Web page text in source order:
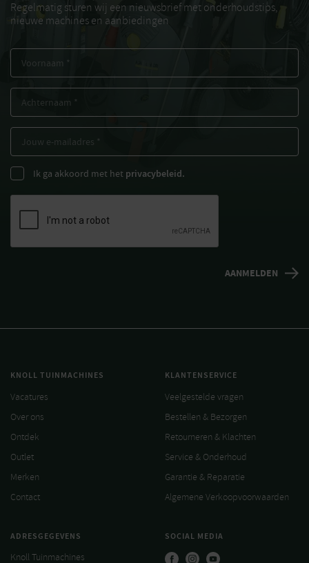
Regelmatig sturen wij een nieuwsbrief met onderhoudstips,
nieuwe machines en aanbiedingen
Ik ga akkoord met het privacybeleid.
KNOLL TUINMACHINES
Vacatures
Over ons
Ontdek
Outlet
Merken
Contact
KLANTENSERVICE
Veelgestelde vragen
Bestellen & Bezorgen
Retourneren & Klachten
Service & Onderhoud
Garantie & Reparatie
Algemene Verkoopvoorwaarden
ADRESGEGEVENS
Knoll Tuinmachines
SOCIAL MEDIA